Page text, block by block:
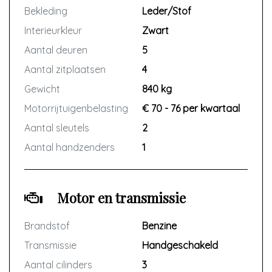
dit eenvoudig melden via het
claimportal van Autotrust. Kies
vervolgens voor een garage bij u in
altijd garantie dichtbij huis én in
Europa.
Let op: belangrijk is dat het defect
gemeld wordt zodra u een
(beginnend) defect opmerkt, voordat
Vraag vrijblijvend voor de kosten van
de bovengenoemde garantie.
Bekleding
Leder/Stof
Interieurkleur
Zwart
Aantal deuren
5
Aantal zitplaatsen
4
Gewicht
840 kg
Motorrijtuigenbelasting
€ 70 - 76 per kwartaal
Aantal sleutels
2
Aantal handzenders
1
Motor en transmissie
Brandstof
Benzine
Transmissie
Handgeschakeld
Aantal cilinders
3